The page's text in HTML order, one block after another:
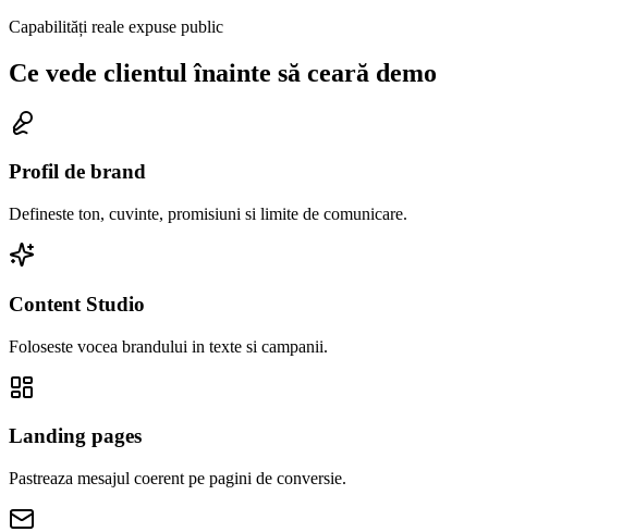
Capabilități reale expuse public
Ce vede clientul înainte să ceară demo
Profil de brand
Defineste ton, cuvinte, promisiuni si limite de comunicare.
Content Studio
Foloseste vocea brandului in texte si campanii.
Landing pages
Pastreaza mesajul coerent pe pagini de conversie.